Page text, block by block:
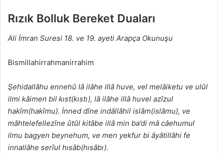
Rızık Bolluk Bereket Duaları
Ali İmran Suresi 18. ve 19. ayeti Arapça Okunuşu
Bismillahirrahmanirrahim
Şehidallâhu ennehû lâ ilâhe illâ huve, vel melâiketu ve ulûl
ilmi kâimen bil kıst(kıstı), lâ ilâhe illâ huvel azîzul
hakîm(hakîmu). İnned dîne indâllâhil islâm(islâmu), ve
mâhtelefellezîne ûtûl kitâbe illâ min ba’di mâ câehumul
ilmu bagyen beynehum, ve men yekfur bi âyâtillâhi fe
innallâhe serîul hısâb(hısâbı).